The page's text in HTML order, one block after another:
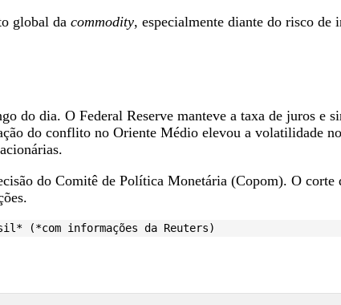
global da commodity, especialmente diante do risco
do dia. O Federal Reserve manteve a taxa de juros e
do conflito no Oriente Médio elevou a volatilidade
do Comitê de Política Monetária (Copom). O corte
(*com informações da Reuters)